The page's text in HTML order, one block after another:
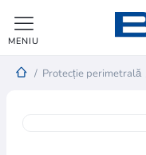
MENIU
/ Protecție perimetrală